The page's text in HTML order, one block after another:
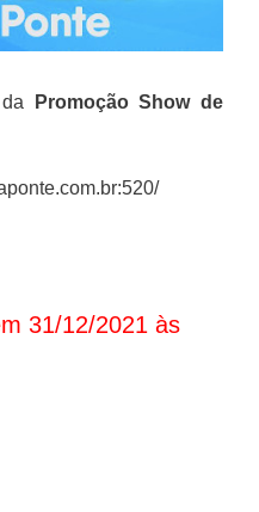
PromoçãoShow de
31/12/2021 às